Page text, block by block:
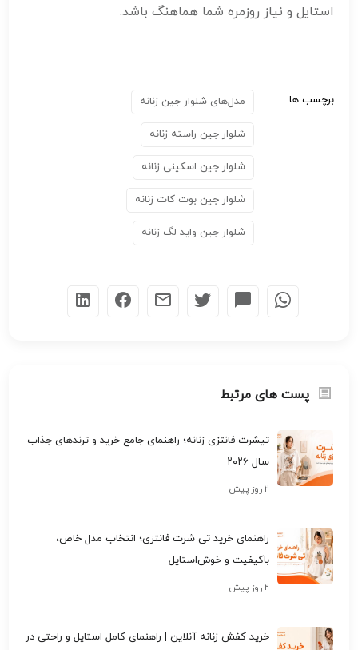
استایل و نیاز روزمره شما هماهنگ باشد.
برچسب ها : مدل‌های شلوار جین زنانه
شلوار جین راسته زنانه
شلوار جین اسکینی زنانه
شلوار جین بوت کات زنانه
شلوار جین واید لگ زنانه
پست های مرتبط
تیشرت فانتزی زنانه؛ راهنمای جامع خرید و ترندهای جذاب
سال ۲۰۲۶
۲ روز پیش
راهنمای خرید تی شرت فانتزی؛ انتخاب مدل خاص،
باکیفیت و خوش‌استایل
۲ روز پیش
خرید کفش زنانه آنلاین | راهنمای کامل استایل و راحتی در